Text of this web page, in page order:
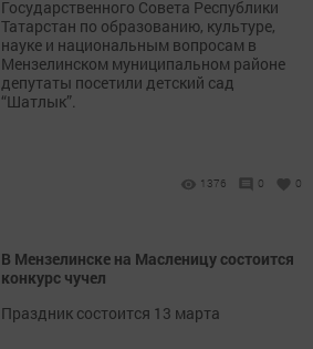
Государственного Совета Республики
Татарстан по образованию, культуре,
науке и национальным вопросам в
Мензелинском муниципальном районе
депутаты посетили детский сад
“Шатлык”.
1376 0 0
В Мензелинске на Масленицу состоится
конкурс чучел
Праздник состоится 13 марта